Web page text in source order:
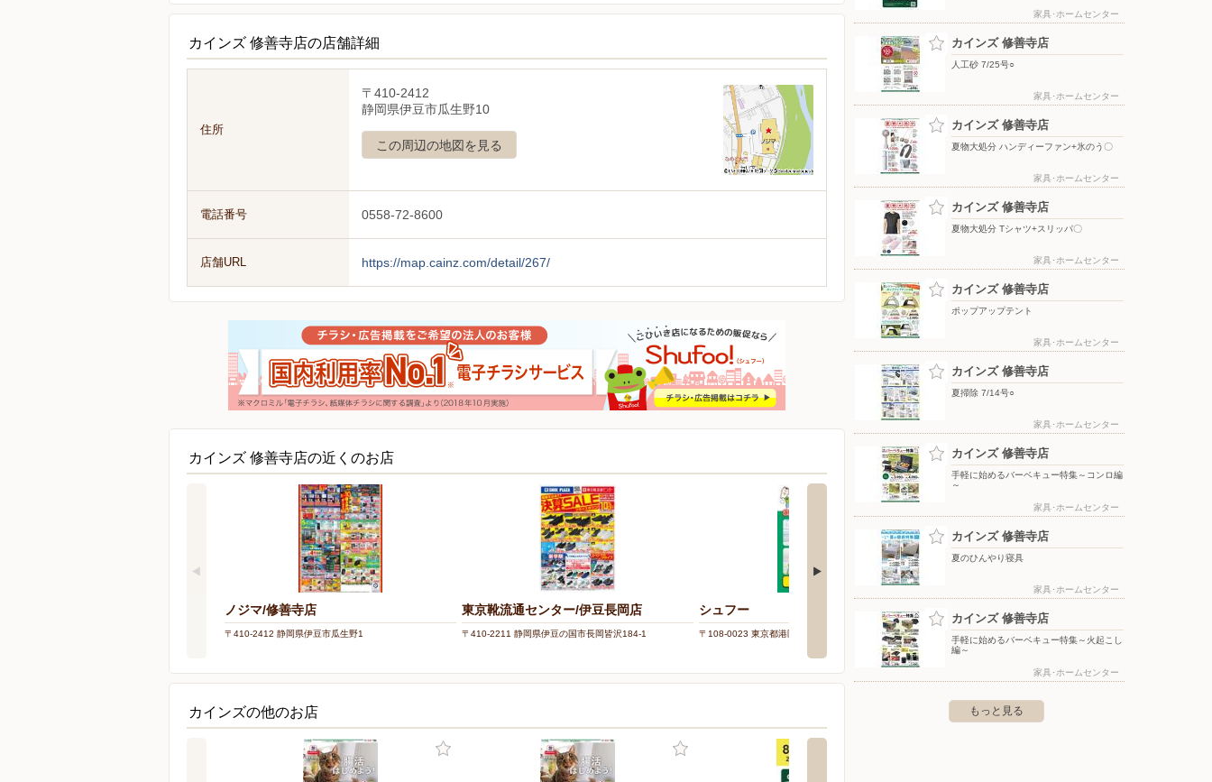
カインズ 修善寺店の店舗詳細
住所
〒410-2412
静岡県伊豆市瓜生野10
この周辺の地図を見る
電話番号 0558-72-8600
店舗URL https://map.cainz.com/detail/267/
カインズ 修善寺店の近くのお店
ノジマ/修善寺店
〒410-2412 静岡県伊豆市瓜生野1
東京靴流通センター/伊豆長岡店
〒410-2211 静岡県伊豆の国市長岡皆沢184-1
シュフー
〒108-0023 東京都港区芝浦3-19-26 TOPPAN芝浦ビル
ファッションセンターしまむら/函南店
〒419-0113 静岡県田方郡函南町大土肥字石原8
カインズの他のお店
家具･ホームセンター
カインズ 修善寺店
人工砂 7/25号○
家具･ホームセンター
カインズ 修善寺店
夏物大処分 ハンディーファン+氷のう〇
家具･ホームセンター
カインズ 修善寺店
夏物大処分 Tシャツ+スリッパ〇
家具･ホームセンター
カインズ 修善寺店
ポップアップテント
家具･ホームセンター
カインズ 修善寺店
夏掃除 7/14号○
家具･ホームセンター
カインズ 修善寺店
手軽に始めるバーベキュー特集～コンロ編
～
家具･ホームセンター
カインズ 修善寺店
夏のひんやり寝具
家具･ホームセンター
カインズ 修善寺店
手軽に始めるバーベキュー特集～火起こし
編～
家具･ホームセンター
もっと見る